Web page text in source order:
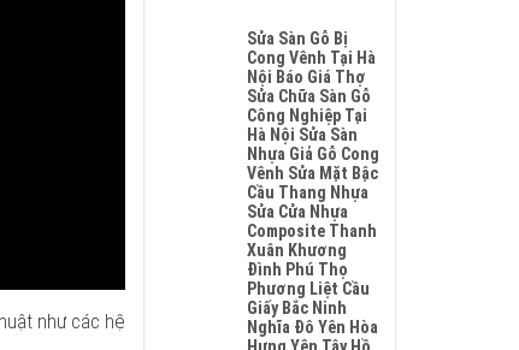
như các hệ
Có
Bình
Luận
Ở
Sửa
Chữa
Sàn
Gỗ
Bị
Phồng
Tại
Hà
Nội
Báo
Giá
Thợ
Sửa
Sửa Sàn Gỗ Bị
Cong Vênh Tại Hà
Nội Báo Giá Thợ
Sửa Chữa Sàn Gỗ
Công Nghiệp Tại
Hà Nội Sửa Sàn
Nhựa Giả Gỗ Cong
Vênh Sửa Mặt Bậc
Cầu Thang Nhựa
Sửa Cửa Nhựa
Composite Thanh
Xuân Khương
Đình Phú Thọ
Phương Liệt Cầu
Giấy Bắc Ninh
Nghĩa Đô Yên Hòa